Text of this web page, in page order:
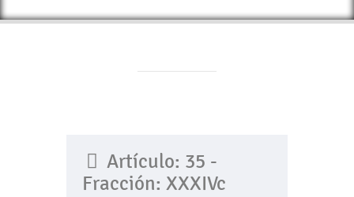
Artículo: 35 -
Fracción: XXXIVc